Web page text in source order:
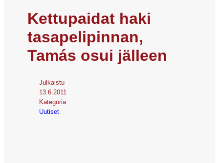
Kettupaidat haki
tasapelipinnan,
Tamás osui jälleen
Julkaistu
13.6.2011
Kategoria
Uutiset